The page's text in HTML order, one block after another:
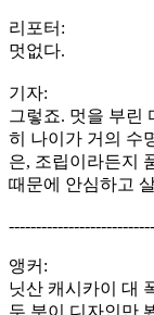
리포터:
멋없다.
기자:
그렇죠. 멋을 부린
히 나이가 거의 수
은, 조립이라든지
때문에 안심하고
앵커:
닛산 캐시카이 대